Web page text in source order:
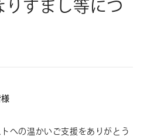
りすまし等につ
への温かいご支援をありがとう